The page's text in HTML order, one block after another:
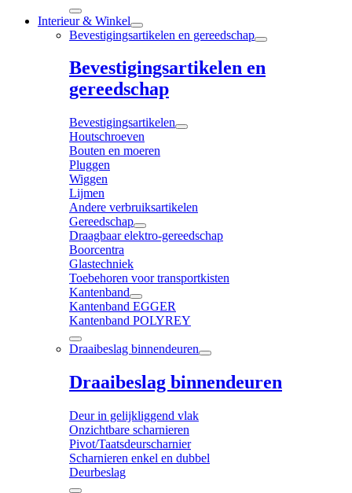
Interieur & Winkel
Bevestigingsartikelen en gereedschap
Bevestigingsartikelen en
gereedschap
Bevestigingsartikelen
Houtschroeven
Bouten en moeren
Pluggen
Wiggen
Lijmen
Andere verbruiksartikelen
Gereedschap
Draagbaar elektro-gereedschap
Boorcentra
Glastechniek
Toebehoren voor transportkisten
Kantenband
Kantenband EGGER
Kantenband POLYREY
Draaibeslag binnendeuren
Draaibeslag binnendeuren
Deur in gelijkliggend vlak
Onzichtbare scharnieren
Pivot/Taatsdeurscharnier
Scharnieren enkel en dubbel
Deurbeslag